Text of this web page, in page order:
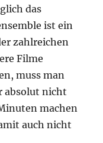
das
ist ein
zahlreichen
Filme
muss man
absolut nicht
machen
auch nicht